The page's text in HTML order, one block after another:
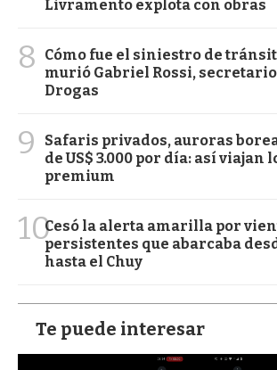
Livramento explota con obras
8
Cómo fue el siniestro de
murió Gabriel Rossi,
Drogas
9
Safaris privados, auroras
de US$ 3.000 por día: así viajan
premium
10Cesó la alerta amarilla por
persistentes que abarcaba
hasta el Chuy
Te puede interesar